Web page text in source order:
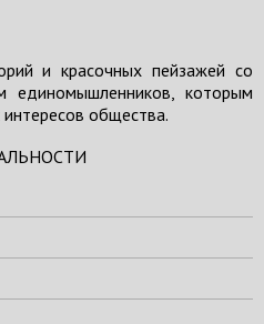
и красочных пейзажей со
единомышленников, которым
общества.